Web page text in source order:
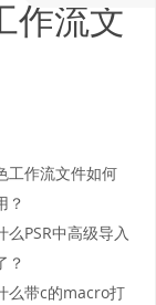
作流文
工作流文件如何
？
么PSR中高级导入
？
么带c的macro打